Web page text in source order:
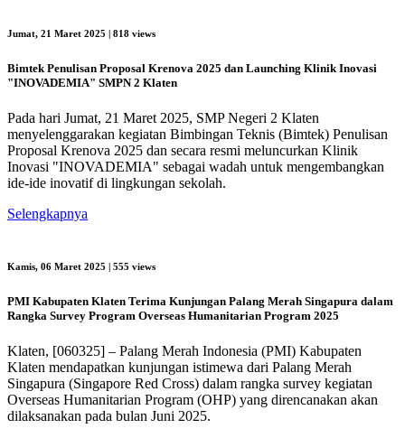
Jumat, 21 Maret 2025 | 818 views
Bimtek Penulisan Proposal Krenova 2025 dan Launching Klinik Inovasi
"INOVADEMIA" SMPN 2 Klaten
Pada hari Jumat, 21 Maret 2025, SMP Negeri 2 Klaten
menyelenggarakan kegiatan Bimbingan Teknis (Bimtek) Penulisan
Proposal Krenova 2025 dan secara resmi meluncurkan Klinik
Inovasi "INOVADEMIA" sebagai wadah untuk mengembangkan
ide-ide inovatif di lingkungan sekolah.
Selengkapnya
Kamis, 06 Maret 2025 | 555 views
PMI Kabupaten Klaten Terima Kunjungan Palang Merah Singapura dalam
Rangka Survey Program Overseas Humanitarian Program 2025
Klaten, [060325] – Palang Merah Indonesia (PMI) Kabupaten
Klaten mendapatkan kunjungan istimewa dari Palang Merah
Singapura (Singapore Red Cross) dalam rangka survey kegiatan
Overseas Humanitarian Program (OHP) yang direncanakan akan
dilaksanakan pada bulan Juni 2025.